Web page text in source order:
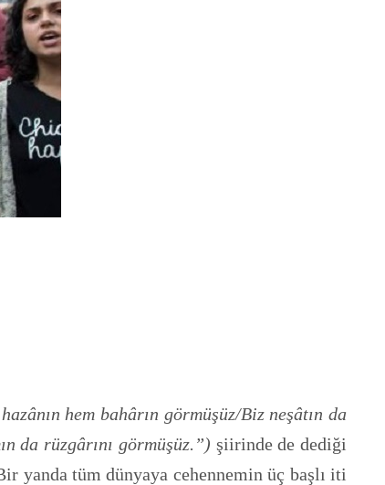
hem bahârın görmüşüz/Biz neşâtın da
da rüzgârını görmüşüz.”) şiirinde de dediği
yanda tüm dünyaya cehennemin üç başlı iti